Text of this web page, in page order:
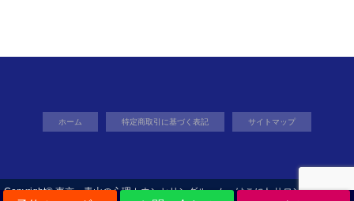
ホーム 特定商取引に基づく表記 サイトマップ
Copyright©東京・青山の心理カウンセリングルーム はこにわサロン東京, 2018